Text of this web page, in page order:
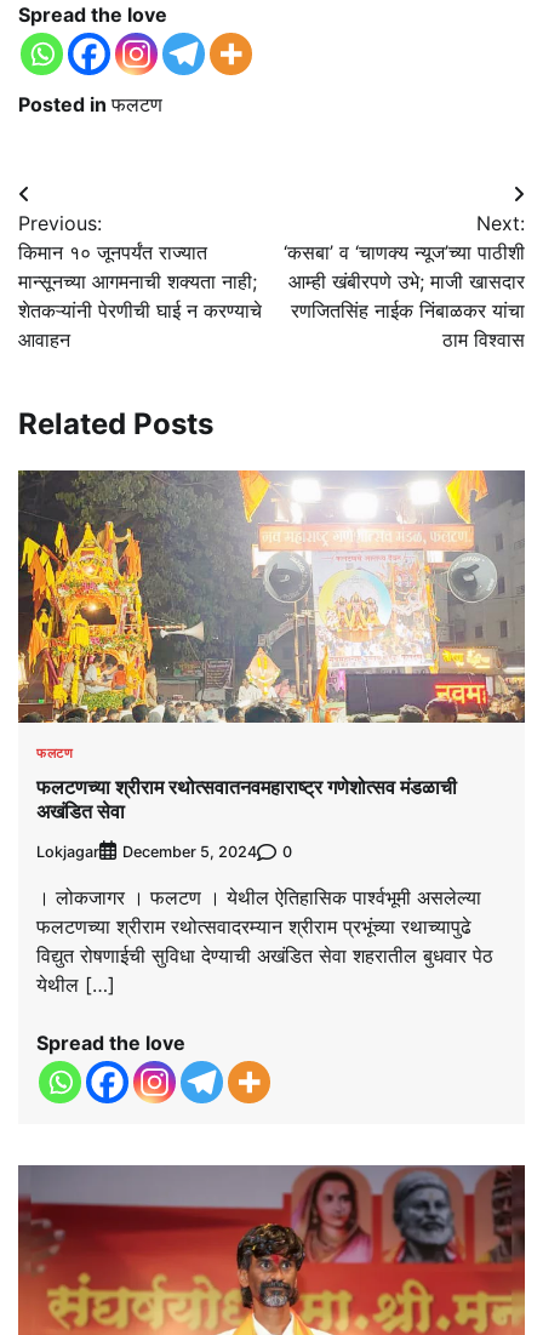
Spread the love
Posted inफलटण
Post
navigation
Previous:
किमान १० जूनपर्यंत राज्यात
मान्सूनच्या आगमनाची शक्यता नाही;
शेतकऱ्यांनी पेरणीची घाई न करण्याचे
आवाहन
Next:
‘कसबा’ व ‘चाणक्य न्यूज’च्या पाठीशी
आम्ही खंबीरपणे उभे; माजी खासदार
रणजितसिंह नाईक निंबाळकर यांचा
ठाम विश्वास
Related Posts
फलटण
फलटणच्या श्रीराम रथोत्सवातनवमहाराष्ट्र गणेशोत्सव मंडळाची
अखंडित सेवा
Lokjagar December 5, 2024 0
। लोकजागर । फलटण । येथील ऐतिहासिक पार्श्‍वभूमी असलेल्या
फलटणच्या श्रीराम रथोत्सवादरम्यान श्रीराम प्रभूंच्या रथाच्यापुढे
विद्युत रोषणाईची सुविधा देण्याची अखंडित सेवा शहरातील बुधवार पेठ
येथील […]
Spread the love